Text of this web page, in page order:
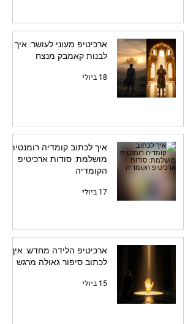
ארכיטיפ מעוני לעושר: איך
לבנות קאמבק מנצח
18 ביולי
איך לכתוב קומדיה רומנטית
מושלמת: סודות ארכיטיפ
הקומדיה
17 ביולי
ארכיטיפ הלידה מחדש: איך
לכתוב סיפור גאולה מרגש
15 ביולי